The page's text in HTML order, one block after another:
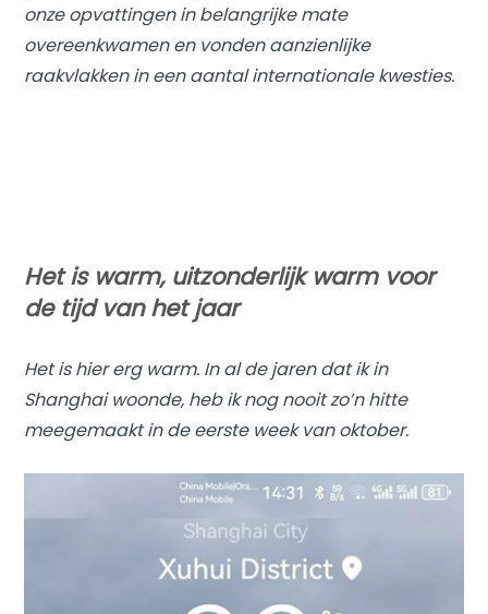
onze opvattingen in belangrijke mate
overeenkwamen en vonden aanzienlijke
raakvlakken in een aantal internationale kwesties.
Het is warm, uitzonderlijk warm voor
de tijd van het jaar
Het is hier erg warm. In al de jaren dat ik in
Shanghai woonde, heb ik nog nooit zo’n hitte
meegemaakt in de eerste week van oktober.